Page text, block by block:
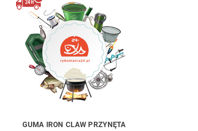
GUMA IRON CLAW PRZYNĘTA